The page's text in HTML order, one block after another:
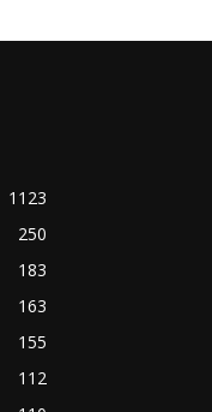
1123
250
183
163
155
112